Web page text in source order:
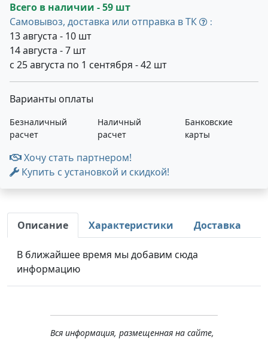
Всего в наличии - 59 шт
Самовывоз, доставка или отправка в ТК
:
13 августа - 10 шт
14 августа - 7 шт
с 25 августа по 1 сентября - 42 шт
Варианты оплаты
Безналичный
расчет
Наличный
расчет
Банковские
карты
Хочу стать партнером!
Купить с установкой и скидкой!
Описание Характеристики Доставка
В ближайшее время мы добавим сюда
информацию
Вся информация, размещенная на сайте,